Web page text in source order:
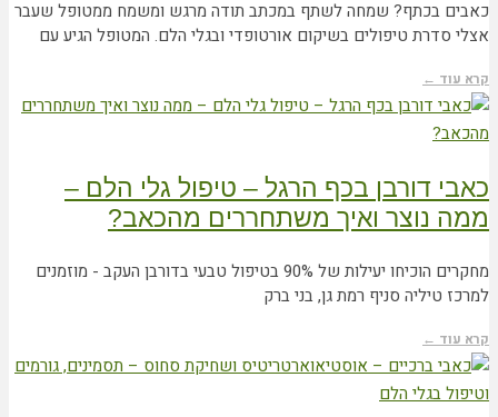
כאבים בכתף? שמחה לשתף במכתב תודה מרגש ומשמח ממטופל שעבר
אצלי סדרת טיפולים בשיקום אורטופדי ובגלי הלם. המטופל הגיע עם
קרא עוד ←
כאבי דורבן בכף הרגל – טיפול גלי הלם –
ממה נוצר ואיך משתחררים מהכאב?
מחקרים הוכיחו יעילות של 90% בטיפול טבעי בדורבן העקב - מוזמנים
למרכז טיליה סניף רמת גן, בני ברק
קרא עוד ←